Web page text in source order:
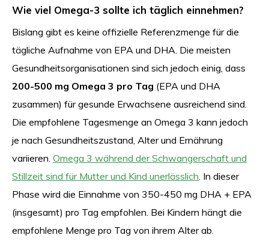
Wie viel Omega-3 sollte ich täglich einnehmen?
Bislang gibt es keine offizielle Referenzmenge für die
tägliche Aufnahme von EPA und DHA. Die meisten
Gesundheitsorganisationen sind sich jedoch einig, dass
200-500 mg Omega 3 pro Tag (EPA und DHA
zusammen) für gesunde Erwachsene ausreichend sind.
Die empfohlene Tagesmenge an Omega 3 kann jedoch
je nach Gesundheitszustand, Alter und Ernährung
variieren. Omega 3 während der Schwangerschaft und
Stillzeit sind für Mutter und Kind unerlässlich . In dieser
Phase wird die Einnahme von 350-450 mg DHA + EPA
(insgesamt) pro Tag empfohlen. Bei Kindern hängt die
empfohlene Menge pro Tag von ihrem Alter ab.